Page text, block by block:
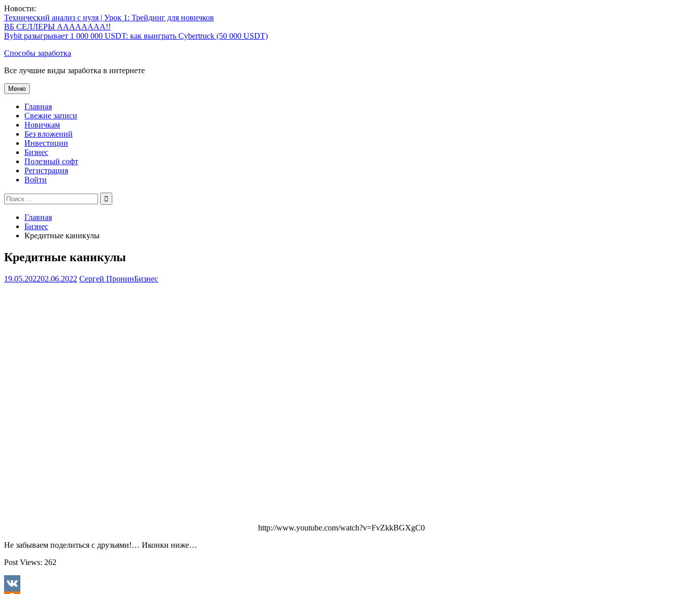
Перейти
к
содержимому
Новости:
Технический анализ с нуля | Урок 1: Трейдинг для новичков
ВБ СЕЛЛЕРЫ АААААААА!!
Bybit разыгрывает 1 000 000 USDT: как выиграть Cybertruck (50 000 USDT)
Способы заработка
Все лучшие виды заработка в интернете
Меню
Главная
Свежие записи
Новичкам
Без вложений
Инвестиции
Бизнес
Полезный софт
Регистрация
Войти
Поиск
по:
Главная
Бизнес
Кредитные каникулы
Кредитные каникулы
19.05.202202.06.2022 Сергей ПронинБизнес
http://www.youtube.com/watch?v=FvZkkBGXgC0
Не забываем поделиться с друзьями!… Иконки ниже…
Post Views: 262